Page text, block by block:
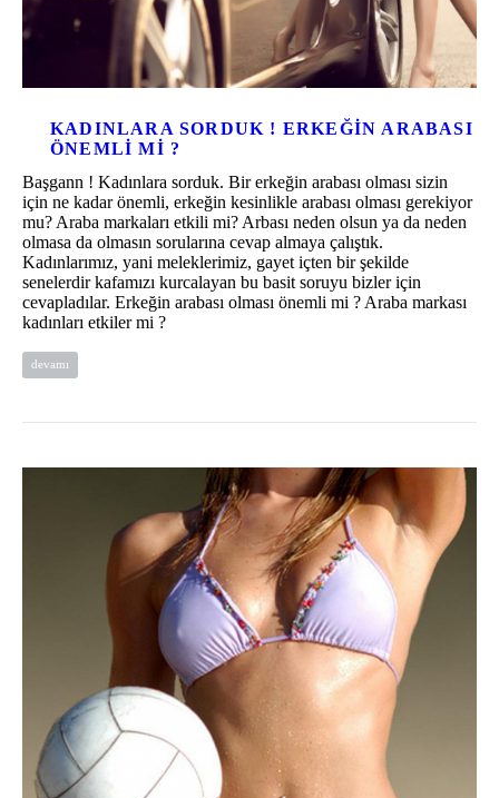
KADINLARA SORDUK ! ERKEĞIN ARABASI
ÖNEMLI MI ?
Başgann ! Kadınlara sorduk. Bir erkeğin arabası olması sizin
için ne kadar önemli, erkeğin kesinlikle arabası olması gerekiyor
mu? Araba markaları etkili mi? Arbası neden olsun ya da neden
olmasa da olmasın sorularına cevap almaya çalıştık.
Kadınlarımız, yani meleklerimiz, gayet içten bir şekilde
senelerdir kafamızı kurcalayan bu basit soruyu bizler için
cevapladılar. Erkeğin arabası olması önemli mi ? Araba markası
kadınları etkiler mi ?
devamı